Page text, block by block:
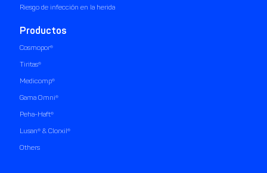
Riesgo de infección en la herida
Productos
Cosmopor®
Tiritas®
Medicomp®
Gama Omni®
Peha-Haft®
Lusan® & Clorxil®
Others